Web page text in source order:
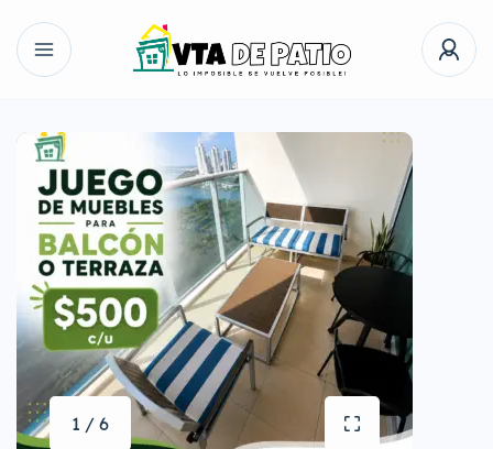
1 / 6